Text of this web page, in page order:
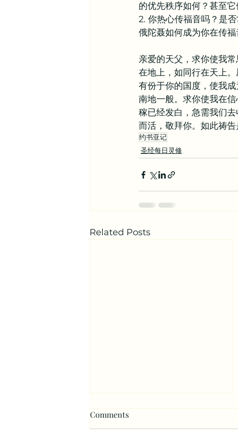
的优先秩序如何？甚至
2. 你热心传福音吗？是
俄陀聂如何成为你在传福
亲爱的天父，求你使我
在地上，如同行在天上
有份于你的国度，使我
南地一般。求你使我在
稼已经发白，急需我们
而活，敬拜你。如此祷告
约书亚记
圣经每日灵修
Related Posts
Comments